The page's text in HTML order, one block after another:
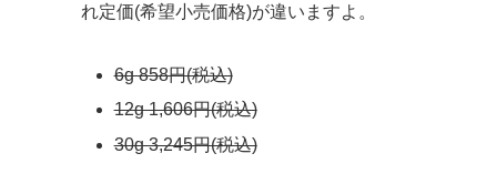
れ定価(希望小売価格)が違いますよ。
6g 858円(税込)
12g 1,606円(税込)
30g 3,245円(税込)